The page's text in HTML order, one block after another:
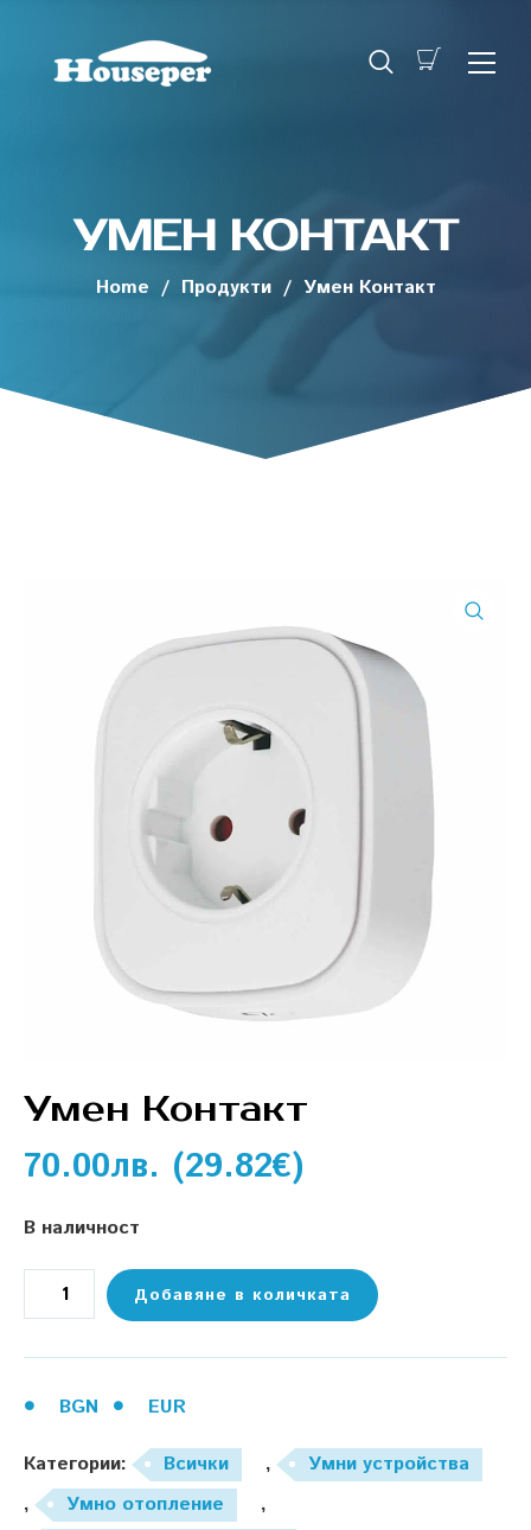
УМЕН КОНТАКТ
Home / Продукти / Умен Контакт
Умен Контакт
70.00лв. (29.82€)
В наличност
Добавяне в количката
BGN EUR
Категории: Всички ,
Умни устройства
,
Умно отопление
,